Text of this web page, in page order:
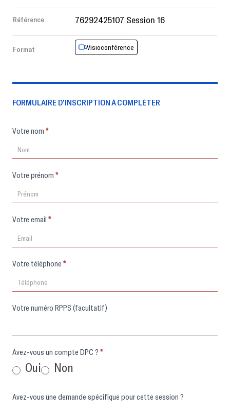
Référence 76292425107 Session 16
Format Visioconférence
FORMULAIRE D’INSCRIPTION À COMPLÉTER
Formulaire
Votre nom *
Votre prénom *
Votre email *
Votre téléphone *
Votre numéro RPPS (facultatif)
Avez-vous un compte DPC ? *
Oui Non
Avez-vous une demande spécifique pour cette session ?